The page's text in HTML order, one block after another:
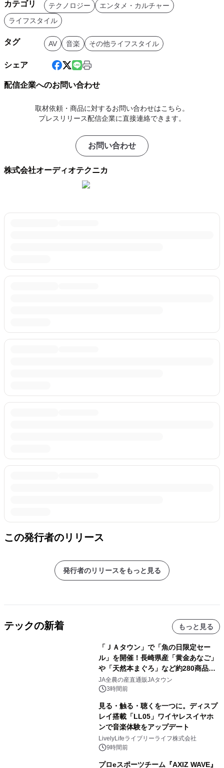
カテゴリ テクノロジー
エンタメ・カルチャー
ライフスタイル
タグ AV 音楽 その他ライフスタイル
シェア
配信企業へのお問い合わせ
取材依頼・商品に対するお問い合わせはこちら。
プレスリリース配信企業に直接連絡できます。
お問い合わせ
株式会社オーディオテクニカ
この発行者のリリース
発行者のリリースをもっと見る
テックの新着 もっと見る
「ＪＡタウン」で「魚の日限定セー
ル」を開催！長崎県産「黄金あなご」
や「天然本まぐろ」など約280商品を
販売！～毎月１０日の定例企画～
JA全農の産直通販JAタウン
3時間前
見る・触る・聴くを一つに。ディスプ
レイ搭載「LL05」ワイヤレスイヤホ
ンで音楽体験をアップデート
LivelyLifeライブリーライフ株式会社
9時間前
プロeスポーツチーム『AXIZ WAVE』